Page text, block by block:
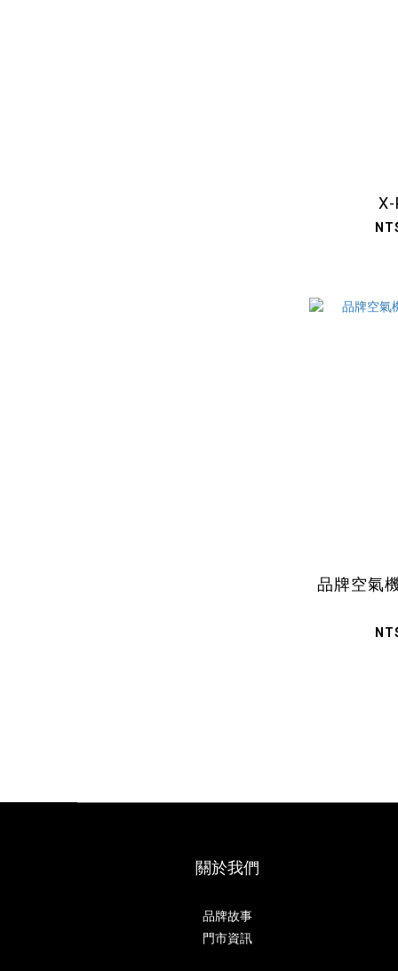
品牌空氣
關於我們
品牌故事
門市資訊